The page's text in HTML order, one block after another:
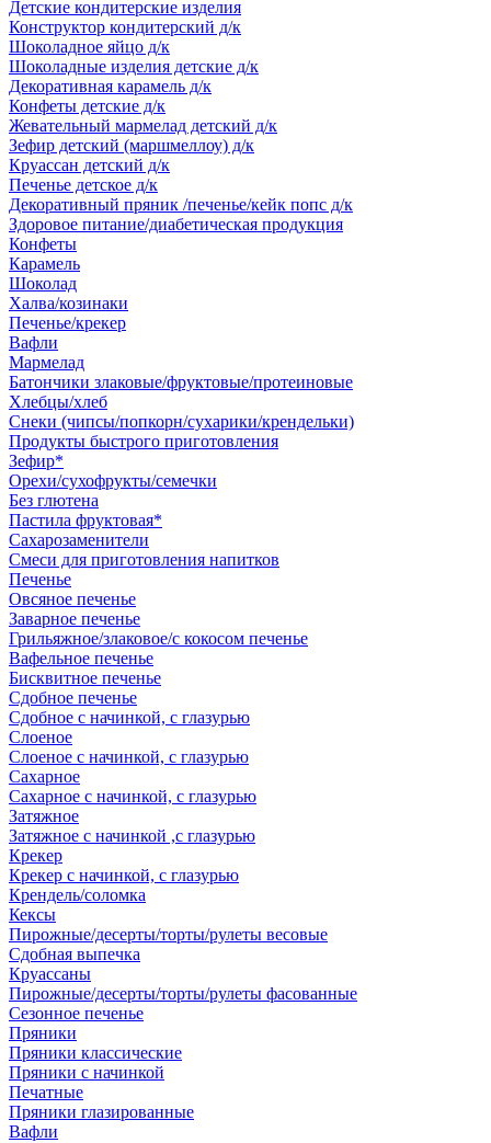
Детские кондитерские изделия
Конструктор кондитерский д/к
Шоколадное яйцо д/к
Шоколадные изделия детские д/к
Декоративная карамель д/к
Конфеты детские д/к
Жевательный мармелад детский д/к
Зефир детский (маршмеллоу) д/к
Круассан детский д/к
Печенье детское д/к
Декоративный пряник /печенье/кейк попс д/к
Здоровое питание/диабетическая продукция
Конфеты
Карамель
Шоколад
Халва/козинаки
Печенье/крекер
Вафли
Мармелад
Батончики злаковые/фруктовые/протеиновые
Хлебцы/хлеб
Снеки (чипсы/попкорн/сухарики/крендельки)
Продукты быстрого приготовления
Зефир*
Орехи/сухофрукты/семечки
Без глютена
Пастила фруктовая*
Сахарозаменители
Смеси для приготовления напитков
Печенье
Овсяное печенье
Заварное печенье
Грильяжное/злаковое/с кокосом печенье
Вафельное печенье
Бисквитное печенье
Сдобное печенье
Сдобное с начинкой, с глазурью
Слоеное
Слоеное с начинкой, с глазурью
Сахарное
Сахарное с начинкой, с глазурью
Затяжное
Затяжное с начинкой ,с глазурью
Крекер
Крекер с начинкой, с глазурью
Крендель/соломка
Кексы
Пирожные/десерты/торты/рулеты весовые
Сдобная выпечка
Круассаны
Пирожные/десерты/торты/рулеты фасованные
Сезонное печенье
Пряники
Пряники классические
Пряники с начинкой
Печатные
Пряники глазированные
Вафли